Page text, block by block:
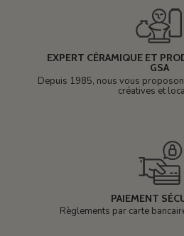
EXPERT CÉRAMIQUE ET
GSA
Depuis 1985, nous vous
créatives et
PAIEMENT
Règlements par carte